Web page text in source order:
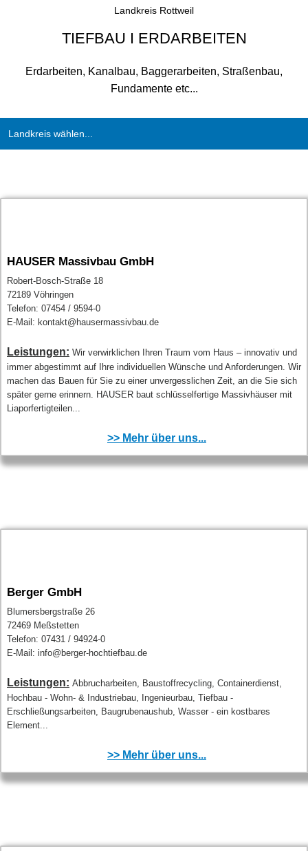
Landkreis Rottweil
TIEFBAU I ERDARBEITEN
Erdarbeiten, Kanalbau, Baggerarbeiten, Straßenbau,
Fundamente etc...
Landkreis wählen...
HAUSER Massivbau GmbH
Robert-Bosch-Straße 18
72189 Vöhringen
Telefon: 07454 / 9594-0
E-Mail: kontakt@hausermassivbau.de
Leistungen: Wir verwirklichen Ihren Traum vom Haus – innovativ und
immer abgestimmt auf Ihre individuellen Wünsche und Anforderungen. Wir
machen das Bauen für Sie zu einer unvergesslichen Zeit, an die Sie sich
später gerne erinnern. HAUSER baut schlüsselfertige Massivhäuser mit
Liaporfertigteilen...
>> Mehr über uns...
Berger GmbH
Blumersbergstraße 26
72469 Meßstetten
Telefon: 07431 / 94924-0
E-Mail: info@berger-hochtiefbau.de
Leistungen: Abbrucharbeiten, Baustoffrecycling, Containerdienst,
Hochbau - Wohn- & Industriebau, Ingenieurbau, Tiefbau -
Erschließungsarbeiten, Baugrubenaushub, Wasser - ein kostbares
Element...
>> Mehr über uns...